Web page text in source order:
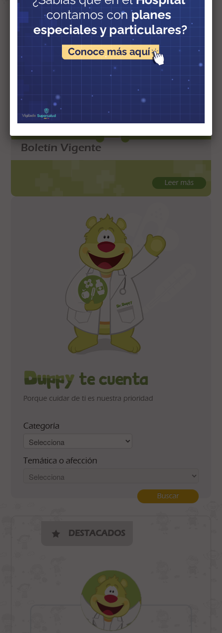
Boletín Vigente
Leer más
Porque cuidar de ti es nuestra prioridad
Categoría
Temática o afección
Buscar
DESTACADOS